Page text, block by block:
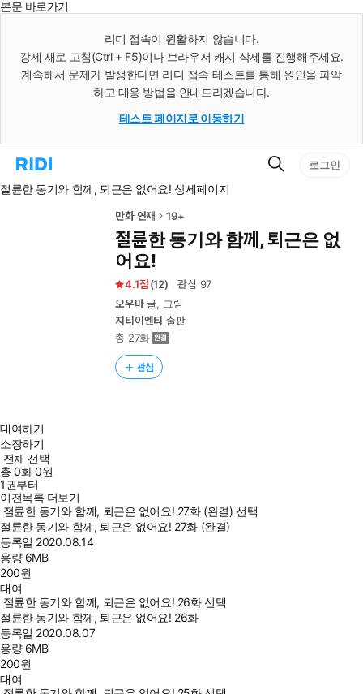
본문 바로가기
리디 접속이 원활하지 않습니다.
강제 새로 고침(Ctrl + F5)이나 브라우저 캐시 삭제를 진행해주세요.
계속해서 문제가 발생한다면 리디 접속 테스트를 통해 원인을 파악
하고 대응 방법을 안내드리겠습니다.
테스트 페이지로 이동하기
리
홈
검
로그인
절륜한 동기와 함께, 퇴근은 없어요! 상세페이지
만화 연재 19+
절륜한 동기와 함께, 퇴근은 없
어요!
4.1 (12) 관심 97
오우마글, 그림
지티이엔티 출판
총 27화
관심
대여하기
소장하기
전체 선택
총0화0원
1권부터
이전목록 더보기
절륜한 동기와 함께, 퇴근은 없어요! 27화 (완결) 선택
절륜한 동기와 함께, 퇴근은 없어요! 27화 (완결)
등록일 2020.08.14
용량 6MB
200원
대여
절륜한 동기와 함께, 퇴근은 없어요! 26화 선택
절륜한 동기와 함께, 퇴근은 없어요! 26화
등록일 2020.08.07
용량 6MB
200원
대여